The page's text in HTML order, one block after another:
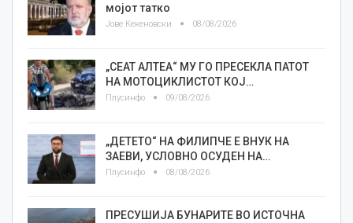
мојот татко
Јове Кекеновски 08/08/2026
„СЕАТ АЛТЕА“ МУ ГО ПРЕСЕКЛА ПАТОТ
НА МОТОЦИКЛИСТОТ КОЈ…
Плусинфо 09/08/2026
„ДЕТЕТО“ НА ФИЛИПЧЕ Е ВНУК НА
ЗАЕВИ, УСЛОВНО ОСУДЕН НА…
Плусинфо 08/08/2026
ПРЕСУШИЈА БУНАРИТЕ ВО ИСТОЧНА